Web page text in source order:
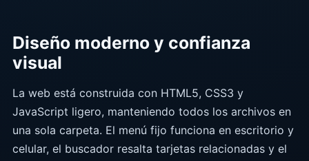
Diseño moderno y confianza
visual
La web está construida con HTML5, CSS3 y
JavaScript ligero, manteniendo todos los archivos en
una sola carpeta. El menú fijo funciona en escritorio y
celular, el buscador resalta tarjetas relacionadas y el